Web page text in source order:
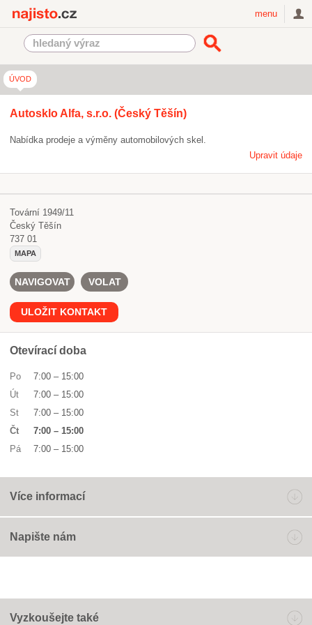
menu
ÚVOD
Autosklo Alfa, s.r.o. (Český Těšín)
Nabídka prodeje a výměny automobilových skel.
Upravit údaje
Tovární 1949/11
Český Těšín
737 01
MAPA
NAVIGOVAT VOLAT
ULOŽIT KONTAKT
Otevírací doba
Po 7:00 – 15:00
Út
7:00 – 15:00
St
7:00 – 15:00
Čt
7:00 – 15:00
Pá
7:00 – 15:00
Více informací
Napište nám
Vyzkoušejte také